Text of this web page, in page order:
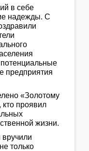
в себе
надежды. С
предприятия
«Золотому
проявил
жизни.
вручили
только